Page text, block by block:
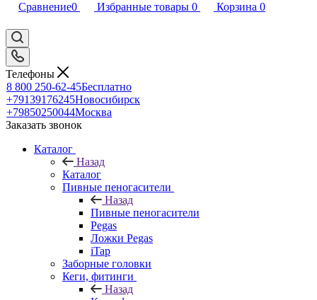
Сравнение0 Избранные товары 0 Корзина 0
Телефоны
8 800 250-62-45Бесплатно
+79139176245Новосибирск
+79850250044Москва
Заказать звонок
Каталог
Назад
Каталог
Пивные пеногасители
Назад
Пивные пеногасители
Pegas
Ложки Pegas
iTap
Заборные головки
Кеги, фитинги
Назад